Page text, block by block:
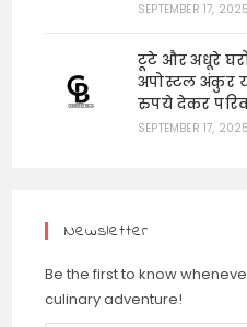
SEPTEMBER 17, 2025
टूटे और अधूरे
अपोस्टल अंकुर
रुपये देकर
SEPTEMBER 17, 2025
Newsletter
Be the first to know
culinary adventure!